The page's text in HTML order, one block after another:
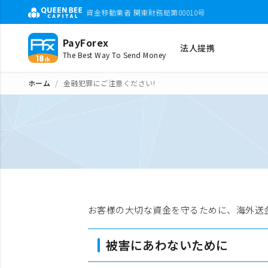
資金移動業者 関東財務局第00010号
PayForex
The Best Way To Send Money
法人提携
ホーム 金融犯罪にご注意ください!
お客様の大切な資金を守るために、海外
被害にあわないために